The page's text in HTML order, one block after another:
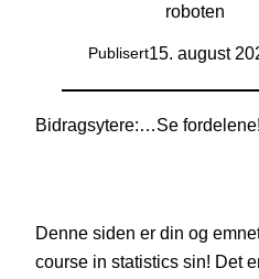
roboten
Publisert15. august
Bidragsytere: Se fordelene!
Denne siden er din og
course in statistics sin! Det